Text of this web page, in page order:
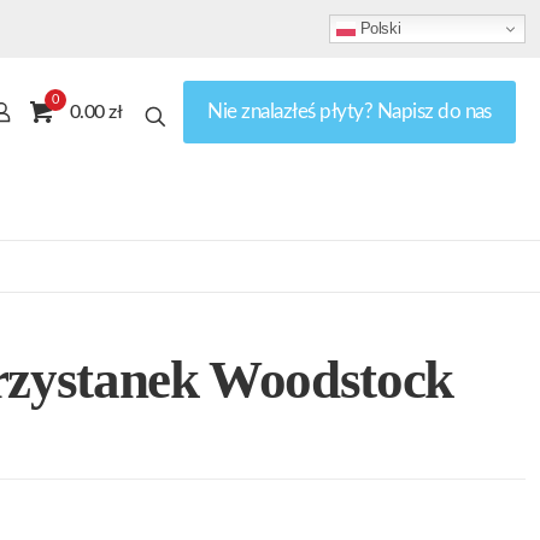
Polski
0
0.00 zł Nie znalazłeś płyty? Napisz do nas
Woodstock